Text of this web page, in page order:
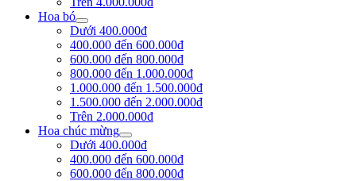
Hoa bó
Dưới 400.000đ
400.000 đến 600.000đ
600.000 đến 800.000đ
800.000 đến 1.000.000đ
1.000.000 đến 1.500.000đ
1.500.000 đến 2.000.000đ
Trên 2.000.000đ
Hoa chúc mừng
Dưới 400.000đ
400.000 đến 600.000đ
600.000 đến 800.000đ